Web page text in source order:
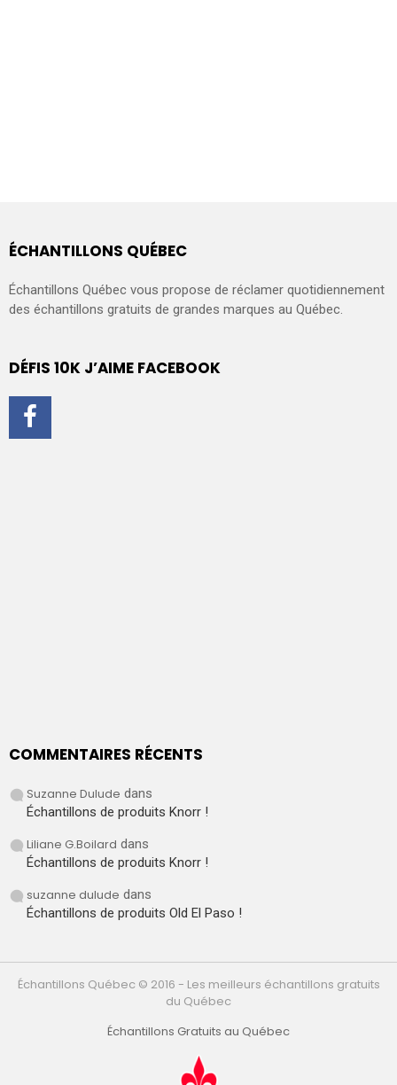
ÉCHANTILLONS QUÉBEC
Échantillons Québec vous propose de réclamer quotidiennement
des échantillons gratuits de grandes marques au Québec.
DÉFIS 10K J’AIME FACEBOOK
COMMENTAIRES RÉCENTS
Suzanne Dulude dans
Échantillons de produits Knorr !
Liliane G.Boilard dans
Échantillons de produits Knorr !
suzanne dulude dans
Échantillons de produits Old El Paso !
Échantillons Québec © 2016 - Les meilleurs échantillons gratuits
du Québec
Échantillons Gratuits au Québec